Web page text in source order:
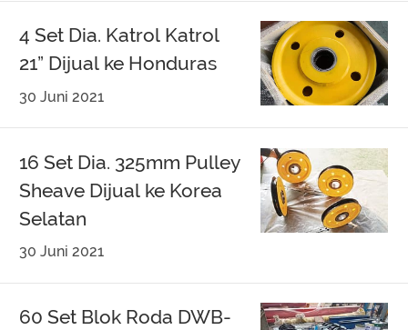
4 Set Dia. Katrol Katrol
21” Dijual ke Honduras
30 Juni 2021
16 Set Dia. 325mm Pulley
Sheave Dijual ke Korea
Selatan
30 Juni 2021
60 Set Blok Roda DWB-